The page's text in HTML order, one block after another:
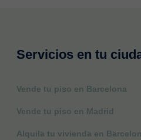
Servicios en tu
Vende tu piso en Barcelona
Vende tu piso en Madrid
Alquila tu vivienda en